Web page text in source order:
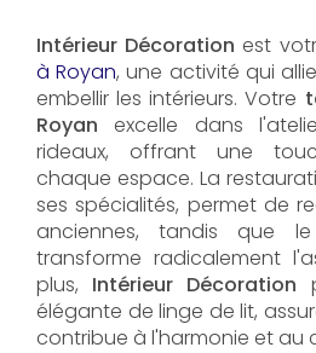
Intérieur Décoration est
à Royan, une activité qui
embellir les intérieurs. Votre
Royan excelle dans
rideaux, offrant une
chaque espace. La
ses spécialités, permet de
anciennes, tandis que
transforme radicalement
plus, Intérieur Décoration
élégante de linge de lit,
contribue à l'harmonie et au